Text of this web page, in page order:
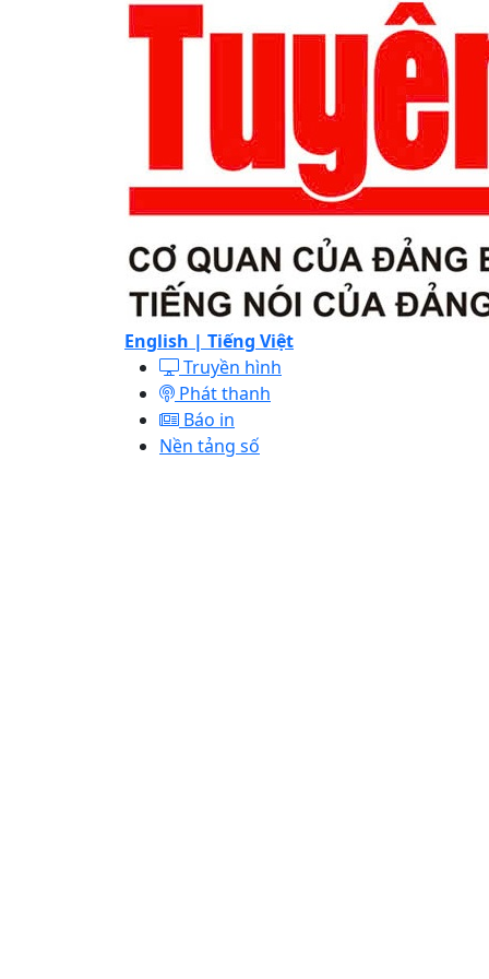
English | Tiếng Việt
Truyền hình
Phát thanh
Báo in
Nền tảng số